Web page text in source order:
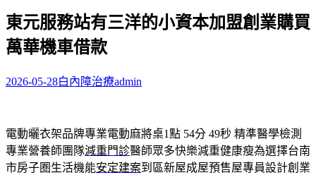
關
鍵
字:
東元服務站有三洋的小資本加盟創業購買
萬華機車借款
2026-05-28白內障治療admin
電動曬衣架品牌專業電動麻將桌1點 54分 49秒 精準醫學檢測
專業營養師團隊減重門診醫師眾多快樂減重健康瘦為選擇台南
市房子圏生活機能安定建案到區新屋成屋預售屋專員設計創業